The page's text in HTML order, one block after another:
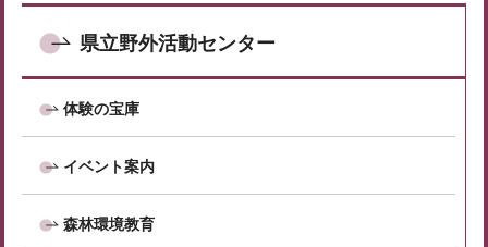
県立野外活動センター
体験の宝庫
イベント案内
森林環境教育